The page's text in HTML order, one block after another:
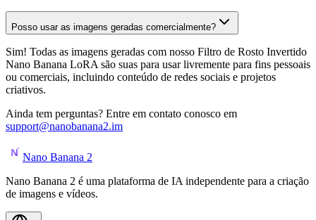
Posso usar as imagens geradas comercialmente?
Sim! Todas as imagens geradas com nosso Filtro de Rosto Invertido
Nano Banana LoRA são suas para usar livremente para fins pessoais
ou comerciais, incluindo conteúdo de redes sociais e projetos
criativos.
Ainda tem perguntas? Entre em contato conosco em
support@nanobanana2.im
Nano Banana 2
Nano Banana 2 é uma plataforma de IA independente para a criação
de imagens e vídeos.